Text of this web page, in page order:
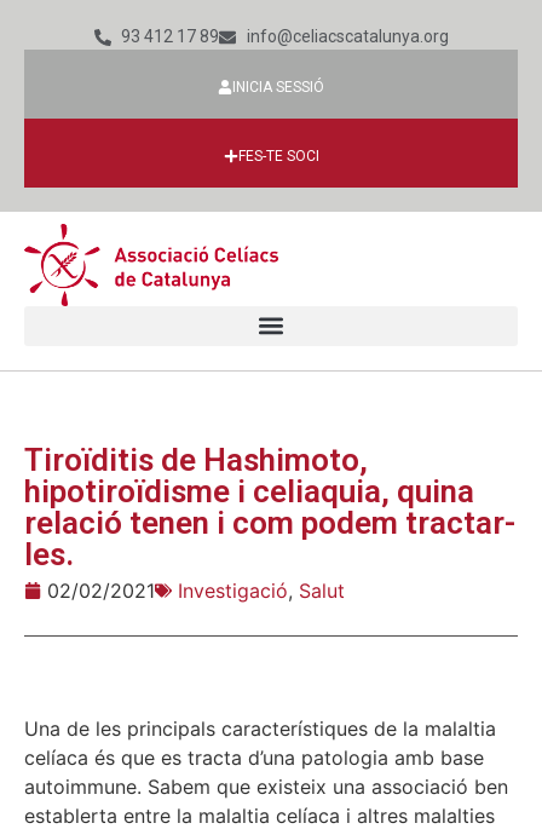
93 412 17 89 info@celiacscatalunya.org
INICIA SESSIÓ
FES-TE SOCI
Tiroïditis de Hashimoto,
hipotiroïdisme i celiaquia, quina
relació tenen i com podem tractar-
les.
02/02/2021 Investigació, Salut
Una de les principals característiques de la malaltia
celíaca és que es tracta d’una patologia amb base
autoimmune. Sabem que existeix una associació ben
establerta entre la malaltia celíaca i altres malalties